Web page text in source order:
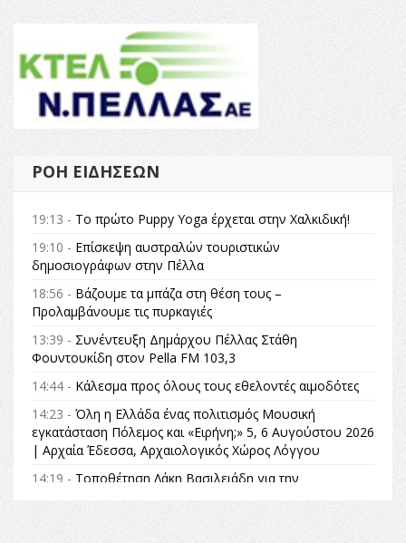
ΡΟΉ ΕΙΔΉΣΕΩΝ
19:13 - Το πρώτο Puppy Yoga έρχεται στην Χαλκιδική!
19:10 - Επίσκεψη αυστραλών τουριστικών
δημοσιογράφων στην Πέλλα
18:56 - Βάζουμε τα μπάζα στη θέση τους –
Προλαμβάνουμε τις πυρκαγιές
13:39 - Συνέντευξη Δημάρχου Πέλλας Στάθη
Φουντουκίδη στον Pella FM 103,3
14:44 - Κάλεσμα προς όλους τους εθελοντές αιμοδότες
14:23 - Όλη η Ελλάδα ένας πολιτισμός Μουσική
εγκατάσταση Πόλεμος και «Ειρήνη;» 5, 6 Αυγούστου 2026
| Αρχαία Έδεσσα, Αρχαιολογικός Χώρος Λόγγου
14:19 - Τοποθέτηση Λάκη Βασιλειάδη για την
Αναθεώρηση του Συντάγματος: «Σε τέτοιες κορυφαίες
θεσμικές διαδικασίες υπάρχει μόνο η ευθύνη απέναντι
στις επόμενες γενιές»